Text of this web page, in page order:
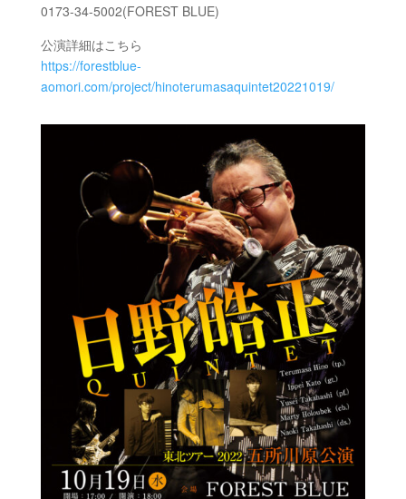
0173-34-5002(FOREST BLUE)
公演詳細はこちら
https://forestblue-
aomori.com/project/hinoterumasaquintet20221019/